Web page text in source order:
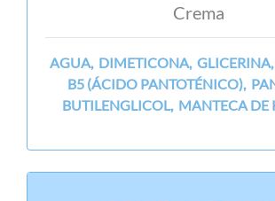
Crema
AGUA, DIMETICONA,
B5 (ÁCIDO PANTOTÉNICO),
BUTILENGLICOL, MANTECA DE